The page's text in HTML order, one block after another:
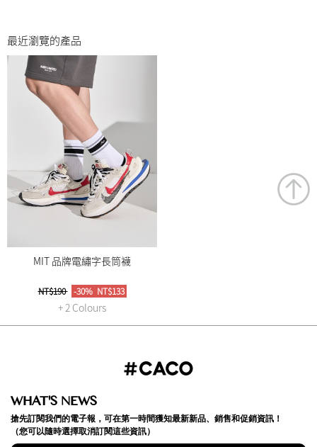
最近瀏覽的產品
MIT 品牌電繡字長筒襪
NT$190 -30% NT$133
+ 2 Colours
WHAT'S NEWS
搶先訂閱我們的電子報，可在第一時間獲知最新新品、銷售和促銷資訊！
（您可以隨時選擇取消訂閱這些資訊）